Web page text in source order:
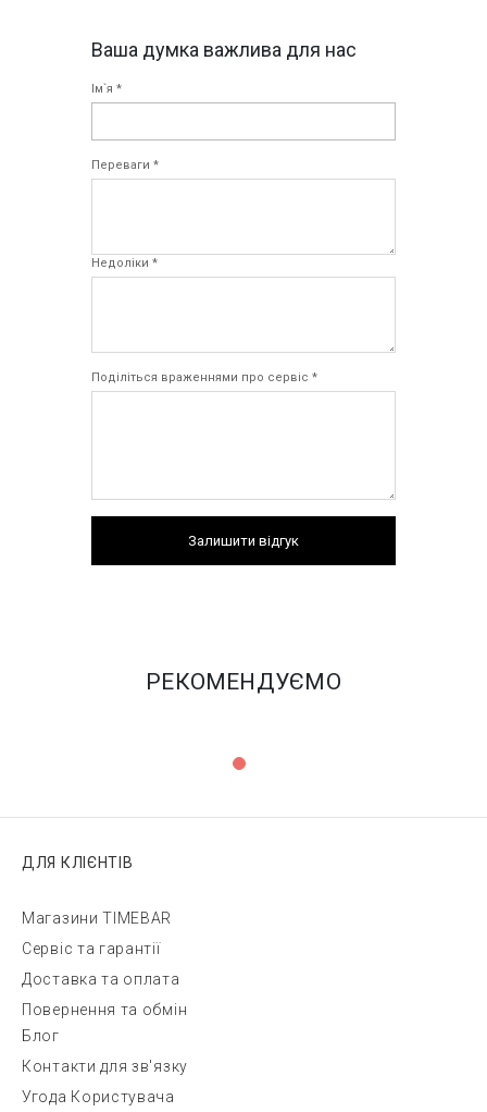
Ваша думка важлива для нас
Ім`я *
Переваги *
Недоліки *
Поділіться враженнями про сервіс *
Залишити відгук
РЕКОМЕНДУЄМО
ДЛЯ КЛІЄНТІВ
Магазини TIMEBAR
Сервіс та гарантії
Доставка та оплата
Повернення та обмін
Блог
Контакти для зв'язку
Угода Користувача